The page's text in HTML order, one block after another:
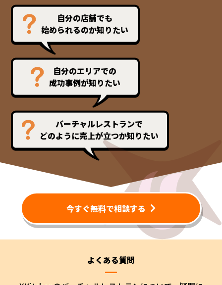
自分の店舗でも
始められるのか知りたい
自分のエリアでの
成功事例が知りたい
バーチャルレストランで
どのように売上が立つか知りたい
よくある質問